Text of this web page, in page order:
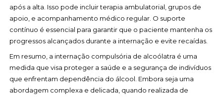
após a alta. Isso pode incluir terapia ambulatorial, grupos de
apoio, e acompanhamento médico regular. O suporte
contínuo é essencial para garantir que o paciente mantenha os
progressos alcançados durante a internação e evite recaídas.
Em resumo, a internação compulsória de alcoólatra é uma
medida que visa proteger a saúde e a segurança de indivíduos
que enfrentam dependência do álcool. Embora seja uma
abordagem complexa e delicada, quando realizada de